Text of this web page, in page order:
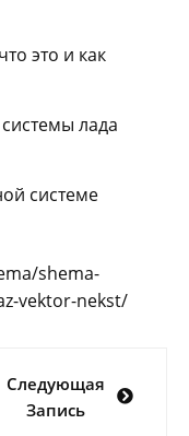
это и как
лада
системе
shema-
vektor-nekst/
Следующая
Запись